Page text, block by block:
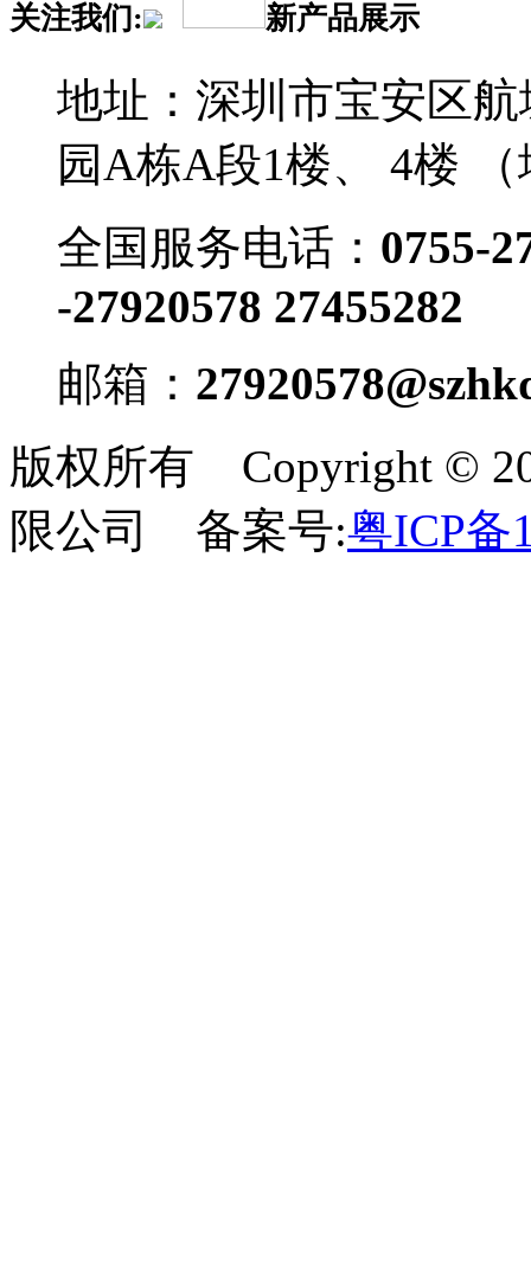
关注我们: 新产品展示
地址：深圳市宝安区
园A栋A段1楼、 4楼
全国服务电话： 0755-
-27920578 27455282
邮箱：
版权所有 Copyright ©
限公司 备案号:粤ICP备